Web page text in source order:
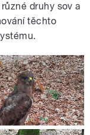
druhy sov a
těchto